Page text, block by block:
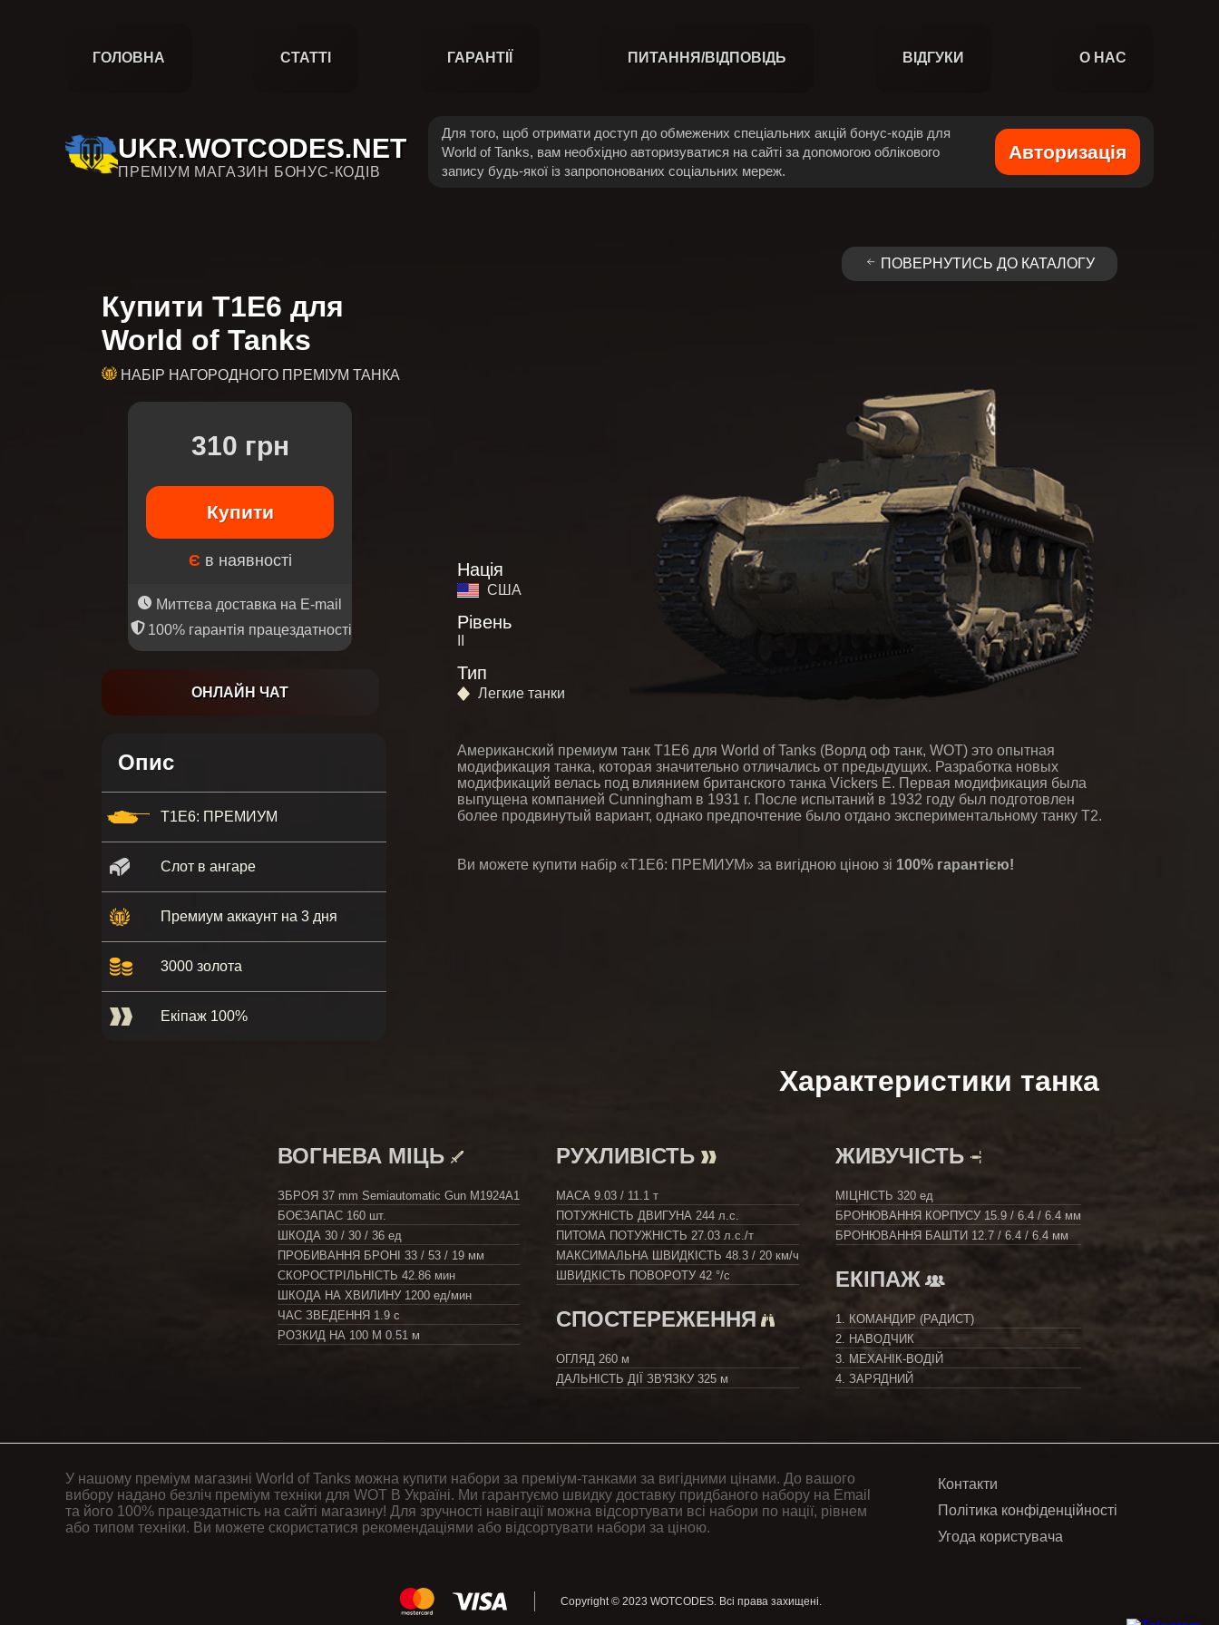
ГОЛОВНА СТАТТІ ГАРАНТІЇ ПИТАННЯ/ВІДПОВІДЬ ВІДГУКИ О НАС
UKR.WOTCODES.NET
ПРЕМІУМ МАГАЗИН БОНУС-КОДІВ
Для того, щоб отримати доступ до обмежених спеціальних акцій бонус-кодів для
World of Tanks, вам необхідно авторизуватися на сайті за допомогою облікового
запису будь-якої із запропонованих соціальних мереж.
Авторизація
ПОВЕРНУТИСЬ ДО КАТАЛОГУ
Купити T1E6 для
World of Tanks
НАБІР НАГОРОДНОГО ПРЕМІУМ ТАНКА
310 грн
Купити
Є в наявності
Миттєва доставка на E-mail
100% гарантія працездатності
ОНЛАЙН ЧАТ
Нація
США
Рівень
Тип
Легкие танки
Опис
T1E6: ПРЕМИУМ
Слот в ангаре
Премиум аккаунт на 3 дня
3000 золота
Екіпаж 100%
Американский премиум танк T1E6 для World of Tanks (Ворлд оф танк, WOT) это опытная
модификация танка, которая значительно отличались от предыдущих. Разработка новых
модификаций велась под влиянием британского танка Vickers E. Первая модификация была
выпущена компанией Cunningham в 1931 г. После испытаний в 1932 году был подготовлен
более продвинутый вариант, однако предпочтение было отдано экспериментальному танку Т2.
Ви можете купити набір «T1E6: ПРЕМИУМ» за вигідною ціною зі 100% гарантією!
Характеристики танка
ВОГНЕВА МІЦЬ
ЗБРОЯ 37 mm Semiautomatic Gun M1924A1
БОЄЗАПАС 160 шт.
ШКОДА 30 / 30 / 36 ед
ПРОБИВАННЯ БРОНІ 33 / 53 / 19 мм
СКОРОСТРІЛЬНІСТЬ 42.86 мин
ШКОДА НА ХВИЛИНУ 1200 ед/мин
ЧАС ЗВЕДЕННЯ 1.9 с
РОЗКИД НА 100 М 0.51 м
РУХЛИВІСТЬ
МАСА 9.03 / 11.1 т
ПОТУЖНІСТЬ ДВИГУНА 244 л.с.
ПИТОМА ПОТУЖНІСТЬ 27.03 л.с./т
МАКСИМАЛЬНА ШВИДКІСТЬ 48.3 / 20 км/ч
ШВИДКІСТЬ ПОВОРОТУ 42 °/с
СПОСТЕРЕЖЕННЯ
ОГЛЯД 260 м
ДАЛЬНІСТЬ ДІЇ ЗВ'ЯЗКУ 325 м
ЖИВУЧІСТЬ
МІЦНІСТЬ 320 ед
БРОНЮВАННЯ КОРПУСУ 15.9 / 6.4 / 6.4 мм
БРОНЮВАННЯ БАШТИ 12.7 / 6.4 / 6.4 мм
ЕКІПАЖ
1. КОМАНДИР (РАДИСТ)
2. НАВОДЧИК
3. МЕХАНІК-ВОДІЙ
4. ЗАРЯДНИЙ
У нашому преміум магазині World of Tanks можна купити набори за преміум-танками за вигідними цінами. До вашого
вибору надано безліч преміум техніки для WOT В Україні. Ми гарантуємо швидку доставку придбаного набору на Email
та його 100% працездатність на сайті магазину! Для зручності навігації можна відсортувати всі набори по нації, рівнем
або типом техніки. Ви можете скористатися рекомендаціями або відсортувати набори за ціною.
Контакти
Політика конфіденційності
Угода користувача
Copyright © 2023 WOTCODES. Всі права захищені.